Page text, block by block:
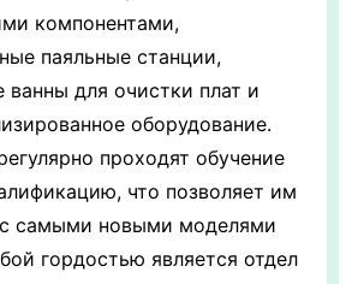
компонентами,
паяльные станции,
ванны для очистки плат и
оборудование.
проходят обучение
что позволяет им
самыми новыми моделями
гордостью является отдел